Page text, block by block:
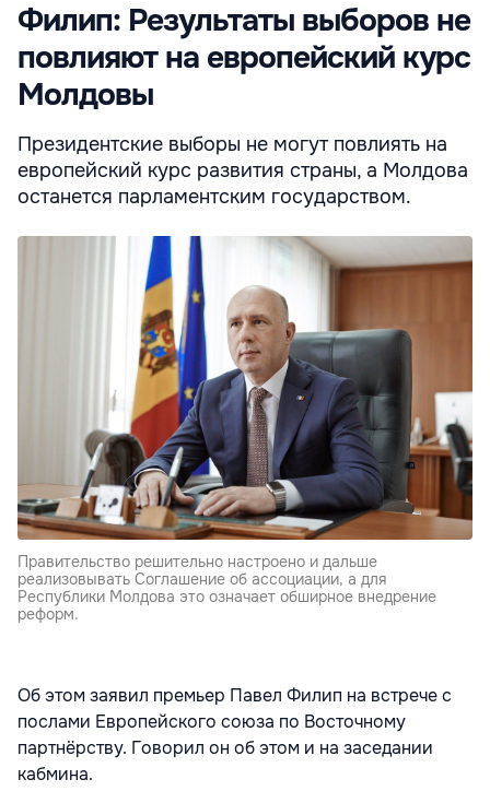
Филип: Результаты выборов не
повлияют на европейский курс
Молдовы
Президентские выборы не могут повлиять на
европейский курс развития страны, а Молдова
останется парламентским государством.
Правительство решительно настроено и дальше
реализовывать Соглашение об ассоциации, а для
Республики Молдова это означает обширное внедрение
реформ.
Об этом заявил премьер Павел Филип на встрече с
послами Европейского союза по Восточному
партнёрству. Говорил он об этом и на заседании
кабмина.